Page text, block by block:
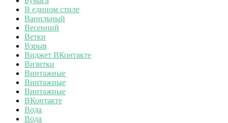
В едином стиле
Ванильный
Весенний
Ветки
Взрыв
Виджет ВКонтакте
Визитки
Винтажные
Винтажные
Винтажные
ВКонтакте
Вода
Вода